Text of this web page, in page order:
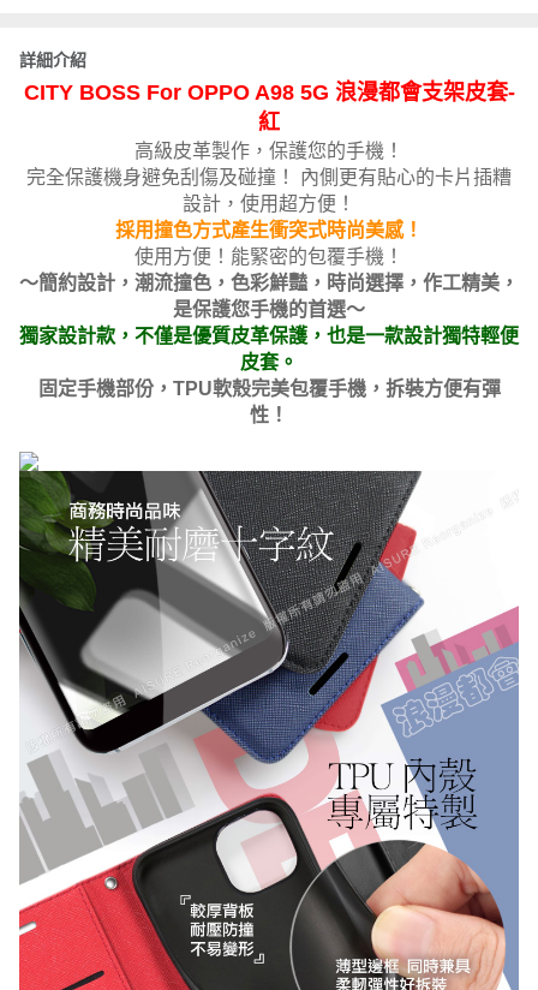
詳細介紹
CITY BOSS For OPPO A98 5G 浪漫都會支架皮套-
紅
高級皮革製作，保護您的手機！
完全保護機身避免刮傷及碰撞！ 內側更有貼心的卡片插糟
設計，使用超方便！
採用撞色方式產生衝突式時尚美感！
使用方便！能緊密的包覆手機！
～簡約設計，潮流撞色，色彩鮮豔，時尚選擇，作工精美，
是保護您手機的首選～
獨家設計款，不僅是優質皮革保護，也是一款設計獨特輕便
皮套。
固定手機部份，TPU軟殼完美包覆手機，拆裝方便有彈
性！